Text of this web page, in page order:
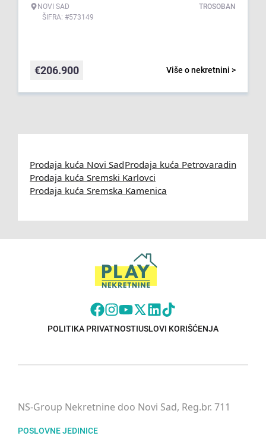
NOVI SAD
ŠIFRA: #573149
TROSOBAN
Više o nekretnini >
€206.900
Prodaja kuća Novi SadProdaja kuća Petrovaradin
Prodaja kuća Sremski Karlovci
Prodaja kuća Sremska Kamenica
POLITIKA PRIVATNOSTIUSLOVI KORIŠĆENJA
NS-Group Nekretnine doo Novi Sad, Reg.br. 711
POSLOVNE JEDINICE